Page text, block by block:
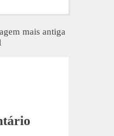
mais antiga